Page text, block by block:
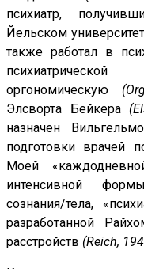
психиатр,
Йельском
также работал в
оргономическую
Элсворта Бейкера
назначен
подготовки врачей
Моей
интенсивной
сознания/тела,
разработанной
расстройств (Reich,